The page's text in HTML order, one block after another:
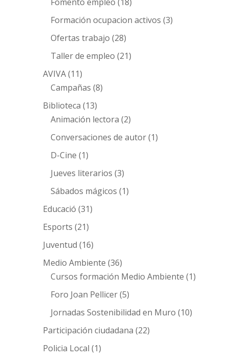
Formación ocupacion activos (3)
Ofertas trabajo (28)
Taller de empleo (21)
AVIVA(11)
Campañas (8)
Biblioteca (13)
Animación lectora (2)
Conversaciones de autor(1)
D-Cine (1)
Jueves literarios (3)
Sábados mágicos (1)
Educació (31)
Esports (21)
Juventud (16)
Medio Ambiente (36)
Cursos formación Medio Ambiente (1)
Foro Joan Pellicer(5)
Jornadas Sostenibilidad en Muro (10)
Participación ciudadana (22)
Policia Local (1)